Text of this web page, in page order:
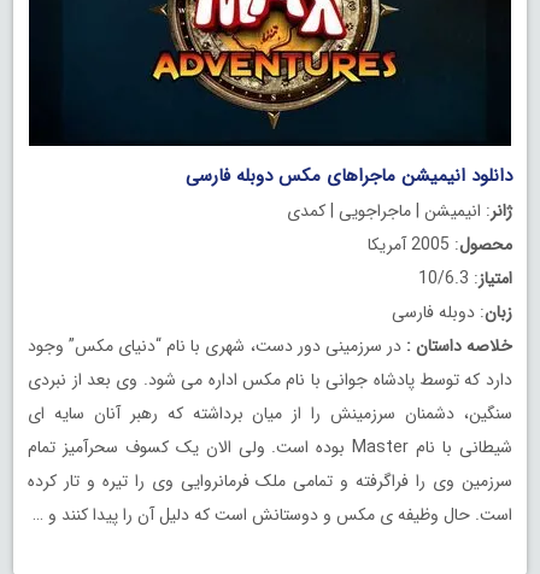
دانلود انیمیشن ماجراهای مکس دوبله فارسی
ژانر: انیمیشن | ماجراجویی | کمدی
محصول: 2005 آمریکا
امتیاز: 10/6.3
زبان: دوبله فارسی
خلاصه داستان : در سرزمینی دور دست، شهری با نام “دنیای مکس” وجود
دارد که توسط پادشاه جوانی با نام مکس اداره می شود. وی بعد از نبردی
سنگین، دشمنان سرزمینش را از میان برداشته که رهبر آنان سایه ای
شیطانی با نام Master بوده است. ولی الان یک کسوف سحرآمیز تمام
سرزمین وی را فراگرفته و تمامی ملک فرمانروایی وی را تیره و تار کرده
است. حال وظیفه ی مکس و دوستانش است که دلیل آن را پیدا کنند و …